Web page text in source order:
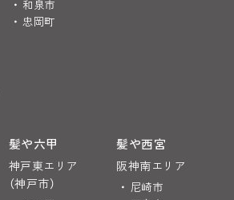
和泉市
忠岡町
髪や六甲
神戸東エリア
（神戸市）
髪や西宮
阪神南エリア
尼崎市